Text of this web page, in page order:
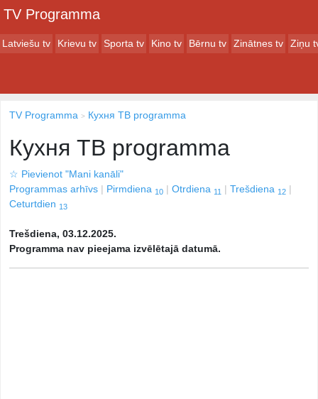
TV Programma
Latviešu tv Krievu tv Sporta tv Kino tv Bērnu tv Zinātnes tv Ziņu
TV Programma Кухня ТВ programma
Кухня ТВ programma
☆ Pievienot "Mani kanāli"
Programmas arhīvs
Pirmdiena 10 Otrdiena 11 Trešdiena 12
Ceturtdien 13
Trešdiena, 03.12.2025.
Programma nav pieejama izvēlētajā datumā.